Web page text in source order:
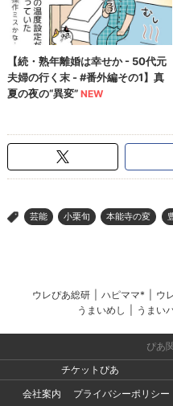
> 芸能 小栗旬 本能寺の変
ウレぴあ総研 ハピママ* ウ
うまいめし
うまい
ぴあ
チケットぴあ
会社案内
プライバシーポリシー